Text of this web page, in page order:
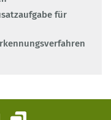
für
E-Mail